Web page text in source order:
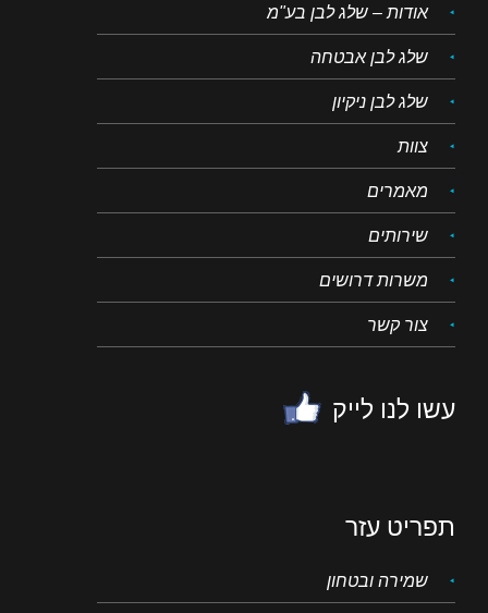
אודות – שלג לבן בע"מ
שלג לבן אבטחה
שלג לבן ניקיון
צוות
מאמרים
שירותים
משרות דרושים
צור קשר
עשו לנו לייק
תפריט עזר
שמירה ובטחון